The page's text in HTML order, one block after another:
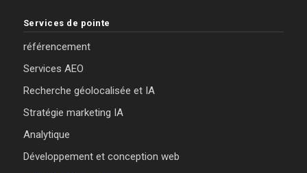
Services de pointe
référencement
Services AEO
Recherche géolocalisée et IA
Stratégie marketing IA
Analytique
Développement et conception web